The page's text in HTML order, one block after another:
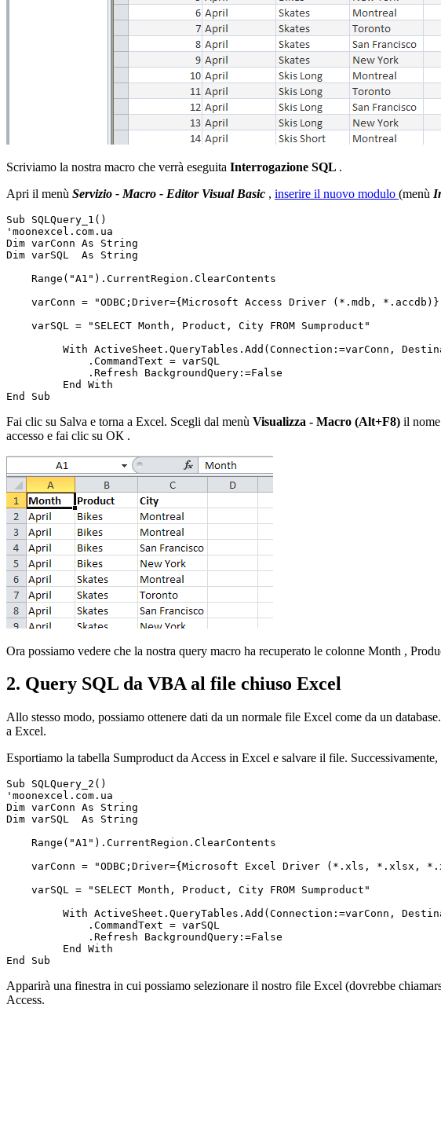
Scriviamo la nostra macro che verrà eseguita Interrogazione SQL .
Apri il menù Servizio - Macro - Editor Visual Basic , inserire il nuovo modulo (menù
Sub SQLQuery_1()
'moonexcel.com.ua
Dim varConn As String
Dim varSQL  As String
    Range("A1").CurrentRegion.ClearContents
varConn = "ODBC;Driver={Microsoft Access Driver (*.mdb,
    varSQL = "SELECT Month, Product, City FROM Sumproduct"
With ActiveSheet.QueryTables.Add(Connection:=varConn,
             .CommandText = varSQL
             .Refresh BackgroundQuery:=False
         End With
Fai clic su Salva e torna a Excel. Scegli dal menù Visualizza - Macro (Alt+F8) il
accesso e fai clic su ОК .
Ora possiamo vedere che la nostra query macro ha recuperato le colonne Month ,
2. Query SQL da VBA al file chiuso Excel
Allo stesso modo, possiamo ottenere dati da un normale file Excel come da un
a Excel.
Esportiamo la tabella Sumproduct da Access in Excel e salvare il file.
Sub SQLQuery_2()
'moonexcel.com.ua
Dim varConn As String
Dim varSQL  As String
    Range("A1").CurrentRegion.ClearContents
varConn = "ODBC;Driver={Microsoft Excel Driver (*.xls, *.xlsx,
    varSQL = "SELECT Month, Product, City FROM Sumproduct"
With ActiveSheet.QueryTables.Add(Connection:=varConn,
             .CommandText = varSQL
             .Refresh BackgroundQuery:=False
         End With
Apparirà una finestra in cui possiamo selezionare il nostro file Excel (dovrebbe
Access.